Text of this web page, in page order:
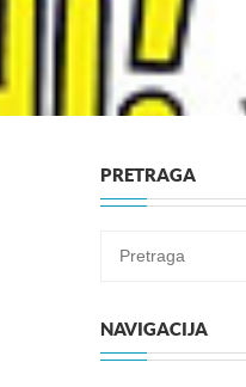
PRETRAGA
NAVIGACIJA